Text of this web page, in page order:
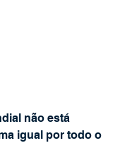
não está
igual por todo o